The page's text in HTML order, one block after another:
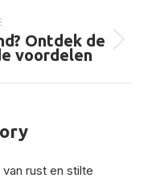
Ontdek de
voordelen
rust en stilte